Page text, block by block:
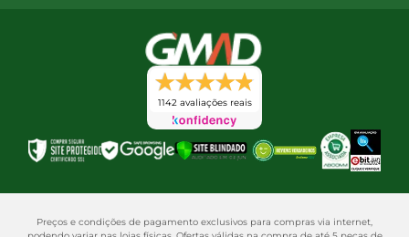
1142 avaliações reais
Preços e condições de pagamento exclusivos para compras via internet,